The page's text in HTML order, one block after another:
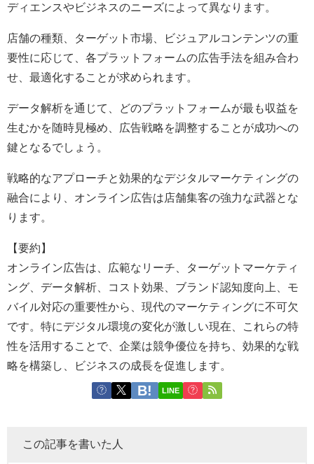
ディエンスやビジネスのニーズによって異なります。
店舗の種類、ターゲット市場、ビジュアルコンテンツの重
要性に応じて、各プラットフォームの広告手法を組み合わ
せ、最適化することが求められます。
データ解析を通じて、どのプラットフォームが最も収益を
生むかを随時見極め、広告戦略を調整することが成功への
鍵となるでしょう。
戦略的なアプローチと効果的なデジタルマーケティングの
融合により、オンライン広告は店舗集客の強力な武器とな
ります。
【要約】
オンライン広告は、広範なリーチ、ターゲットマーケティ
ング、データ解析、コスト効果、ブランド認知度向上、モ
バイル対応の重要性から、現代のマーケティングに不可欠
です。特にデジタル環境の変化が激しい現在、これらの特
性を活用することで、企業は競争優位を持ち、効果的な戦
略を構築し、ビジネスの成長を促進します。
LINE
この記事を書いた人